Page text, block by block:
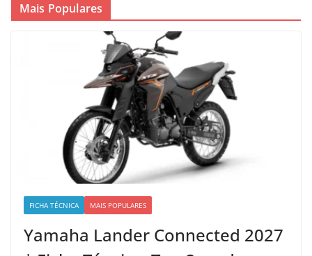
Mais Populares
FICHA TÉCNICA MAIS POPULARES
Yamaha Lander Connected 2027